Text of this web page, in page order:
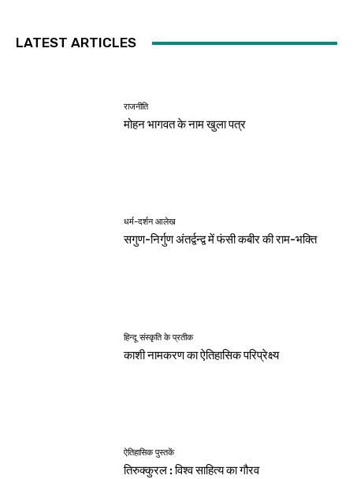
LATEST ARTICLES
राजनीति
मोहन भागवत के नाम खुला पत्र
धर्म-दर्शन आलेख
सगुण-निर्गुण अंतर्द्वन्द्व में फंसी कबीर की राम-भक्ति
हिन्दू संस्कृति के प्रतीक
काशी नामकरण का ऐतिहासिक परिप्रेक्ष्य
ऐतिहासिक पुस्तकें
तिरुक्कुरल : विश्व साहित्य का गौरव